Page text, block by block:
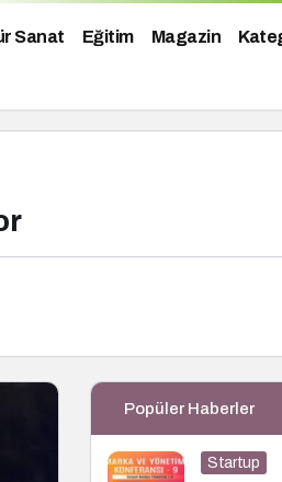
Sanat Eğitim Magazin
Popüler Haberler
Startup